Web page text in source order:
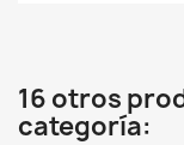
16 otros
categoría: